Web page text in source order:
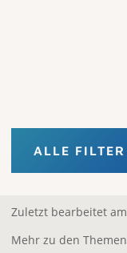
ALLE
Zuletzt bearbeitet am
Mehr zu den